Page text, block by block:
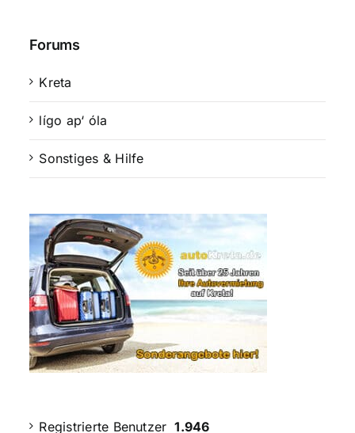
Forums
Kreta
lígo ap‘ óla
Sonstiges & Hilfe
Registrierte Benutzer 1.946